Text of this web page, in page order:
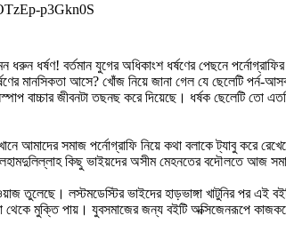
p3Gkn0S
ধর্ষণ! বর্তমান যুগের অধিকাংশ ধর্ষণের পেছনে
মানসিকতা আসে? খোঁজ নিয়ে জানা গেল যে ছেলেটি পর্ন-
বাচ্চার জীবনটা তছনছ করে দিয়েছে। ধর্ষক ছেলেটি
আমাদের সমাজ পর্নোগ্রাফি নিয়ে কথা বলাকে ট্যাবু করে
কিছু ভাইয়দের অসীম মেহনতের বদৌলতে আজ
তুলেছে। লস্টমডেস্টির ভাইদের হাড়ভাঙ্গা খাটুনির পর
থেকে মুক্তি পায়। যুবসমাজের জন্য বইটি অক্সিজেনরূপে